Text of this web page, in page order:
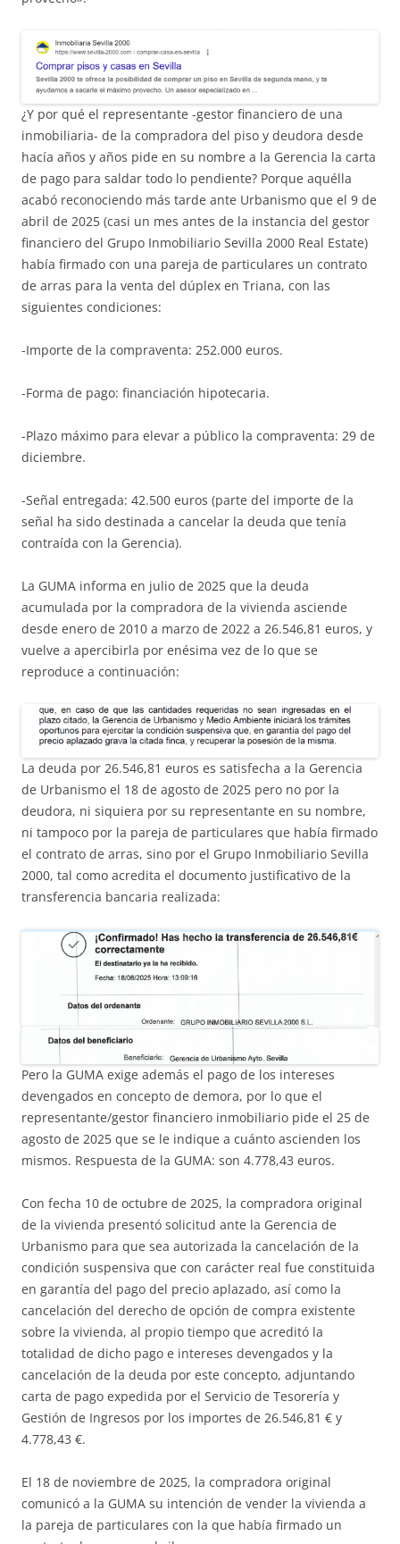
¿Y por qué el representante -gestor financiero de una
inmobiliaria- de la compradora del piso y deudora desde
hacía años y años pide en su nombre a la Gerencia la carta
de pago para saldar todo lo pendiente? Porque aquélla
acabó reconociendo más tarde ante Urbanismo que el 9 de
abril de 2025 (casi un mes antes de la instancia del gestor
financiero del Grupo Inmobiliario Sevilla 2000 Real Estate)
había firmado con una pareja de particulares un contrato
de arras para la venta del dúplex en Triana, con las
siguientes condiciones:
-Importe de la compraventa: 252.000 euros.
-Forma de pago: financiación hipotecaria.
-Plazo máximo para elevar a público la compraventa: 29 de
diciembre.
-Señal entregada: 42.500 euros (parte del importe de la
señal ha sido destinada a cancelar la deuda que tenía
contraída con la Gerencia).
La GUMA informa en julio de 2025 que la deuda
acumulada por la compradora de la vivienda asciende
desde enero de 2010 a marzo de 2022 a 26.546,81 euros, y
vuelve a apercibirla por enésima vez de lo que se
reproduce a continuación:
La deuda por 26.546,81 euros es satisfecha a la Gerencia
de Urbanismo el 18 de agosto de 2025 pero no por la
deudora, ni siquiera por su representante en su nombre,
ni tampoco por la pareja de particulares que había firmado
el contrato de arras, sino por el Grupo Inmobiliario Sevilla
2000, tal como acredita el documento justificativo de la
transferencia bancaria realizada:
Pero la GUMA exige además el pago de los intereses
devengados en concepto de demora, por lo que el
representante/gestor financiero inmobiliario pide el 25 de
agosto de 2025 que se le indique a cuánto ascienden los
mismos. Respuesta de la GUMA: son 4.778,43 euros.
Con fecha 10 de octubre de 2025, la compradora original
de la vivienda presentó solicitud ante la Gerencia de
Urbanismo para que sea autorizada la cancelación de la
condición suspensiva que con carácter real fue constituida
en garantía del pago del precio aplazado, así como la
cancelación del derecho de opción de compra existente
sobre la vivienda, al propio tiempo que acreditó la
totalidad de dicho pago e intereses devengados y la
cancelación de la deuda por este concepto, adjuntando
carta de pago expedida por el Servicio de Tesorería y
Gestión de Ingresos por los importes de 26.546,81 € y
4.778,43 €.
El 18 de noviembre de 2025, la compradora original
comunicó a la GUMA su intención de vender la vivienda a
la pareja de particulares con la que había firmado un